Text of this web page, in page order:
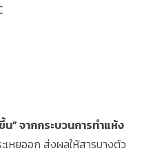
” จากกระบวนการทำแห้ง
เหยออก ส่งผลให้สารบางตัว